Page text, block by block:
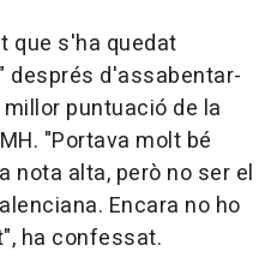
que s'ha quedat
després d'assabentar-
puntuació de la
"Portava molt bé
nota alta, però no ser el
Encara no ho
ha confessat.